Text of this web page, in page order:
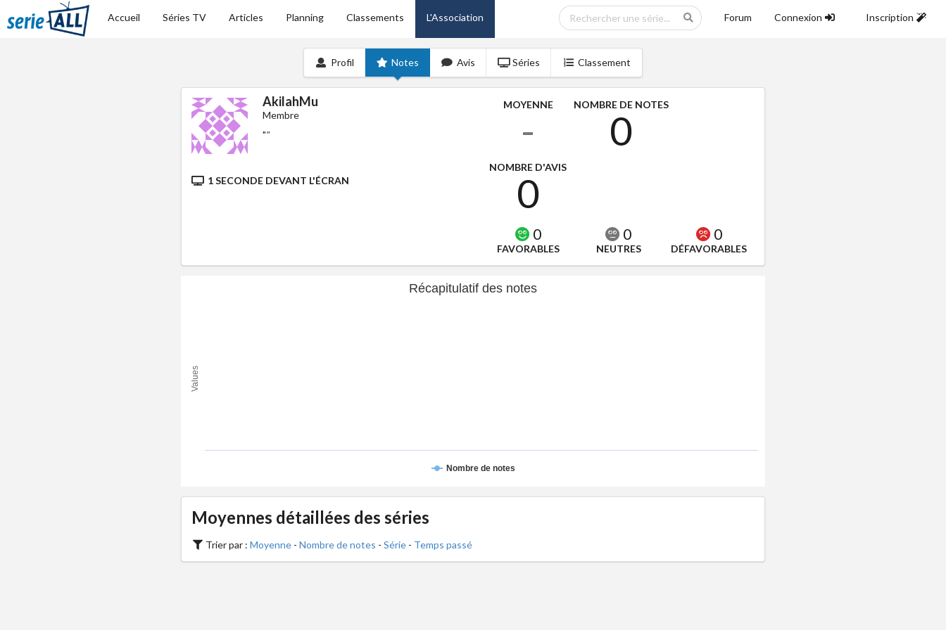
Accueil Séries TV Articles Planning Classements L'Association Forum Connexion Inscription
Profil Notes Avis Séries Classement
AkilahMu
Membre
""
1 SECONDE DEVANT L'ÉCRAN
MOYENNE
-
NOMBRE DE NOTES
0
NOMBRE D'AVIS
0
0
FAVORABLES
0
NEUTRES
0
DÉFAVORABLES
Values
Récapitulatif des notes
Nombre de notes
Moyennes détaillées des séries
Trier par :Moyenne -Nombre de notes -Série - Temps passé